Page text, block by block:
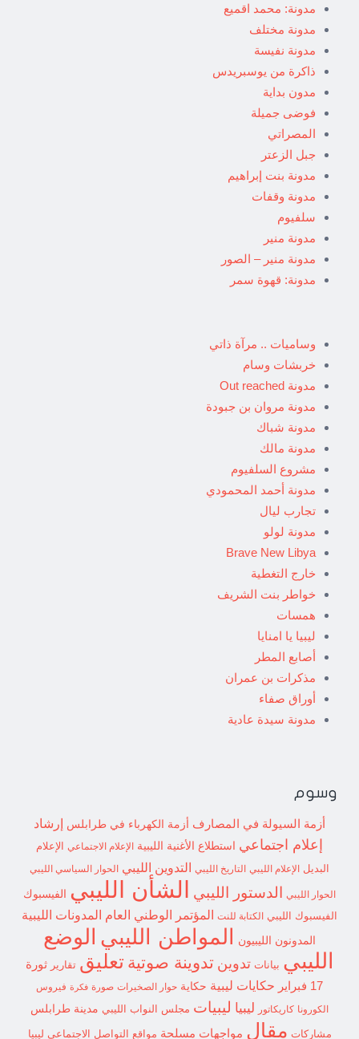
مدونة: محمد اقميع
مدونة مختلف
مدونة نفيسة
ذاكرة من يوسبريدس
مدون بداية
فوضى جميلة
المصراتي
جبل الزعتر
مدونة بنت إبراهيم
مدونة وقفات
سلفيوم
مدونة منير
مدونة منير – الصور
مدونة: قهوة سمر
وساميات .. مرآة ذاتي
خربشات وسام
مدونة Out reached
مدونة مروان بن جبودة
مدونة شباك
مدونة مالك
مشروع السلفيوم
مدونة أحمد المحمودي
تجارب ليال
مدونة لولو
Brave New Libya
خارج التغطية
خواطر بنت الشريف
همسات
ليبيا يا امنايا
أصابع المطر
مذكرات بن عمران
أوراق صفاء
مدونة سيدة عادية
وسوم
أزمة السيولة في المصارف أزمة الكهرباء في طرابلس إرشاد
إعلام اجتماعي استطلاع الأغنية الليبية الإعلام الاجتماعي
الإعلام
البديل الإعلام الليبي التاريخ الليبي التدوين الليبي الحوار السياسي الليبي
الحوار الليبي الدستور الليبي الشأن الليبي الفيسبوك
الفيسبوك الليبي الكتابة للنت المؤتمر الوطني العام المدونات الليبية
المدونون الليبيون المواطن الليبي الوضع
الليبي بيانات تدوين تدوينة صوتية تعليق تقارير
ثورة
17 فبراير
حكايات ليبية حكاية حوار الصخيرات صورة فكرة فيروس
الكورونا كاريكاتور ليبيا ليبيات مجلس النواب الليبي مدينة طرابلس
مشاركات مقال مواجهات مسلحة مواقع التواصل الاجتماعي ليبيا